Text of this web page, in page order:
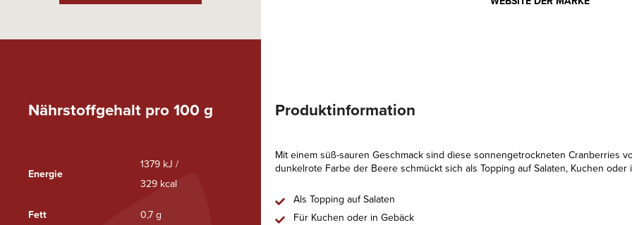
Nährstoffgehalt pro 100 g
Energie
1379 kJ /
329 kcal
Fett 0,7 g
Produktinformation
Mit einem süß-sauren Geschmack sind diese sonnengetrockneten Cranberries
dunkelrote Farbe der Beere schmückt sich als Topping auf Salaten, Kuchen oder
Als Topping auf Salaten
Für Kuchen oder in Gebäck